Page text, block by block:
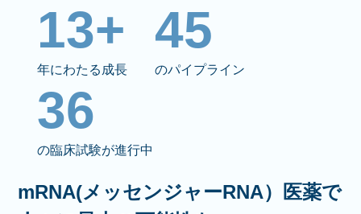
13+
年にわたる成長
45
のパイプライン
36
の臨床試験が進行中
mRNA(メッセンジャーRNA）医薬で